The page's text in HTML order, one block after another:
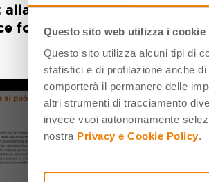
Questo sito web utilizza i cookie
Questo sito utilizza alcuni tipi di
statistici e di profilazione anche
comporterà il permanere delle
altri strumenti di tracciamento
invece vuoi autonomamente
nostra Privacy e Cookie Policy.
scoperta di Google
for Education